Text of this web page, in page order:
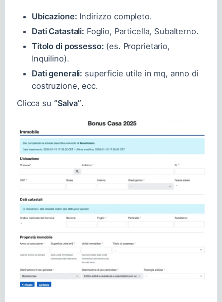
Ubicazione: Indirizzo completo.
Dati Catastali: Foglio, Particella, Subalterno.
Titolo di possesso: (es. Proprietario,
Inquilino).
Dati generali: superficie utile in mq, anno di
costruzione, ecc.
Clicca su “Salva”.